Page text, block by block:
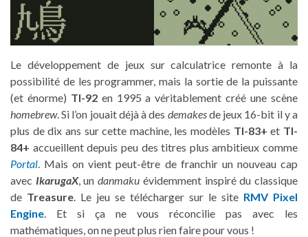
Le développement de jeux sur calculatrice remonte à la
possibilité de les programmer, mais la sortie de la puissante
(et énorme) TI-92en 1995 a véritablement créé une scène
homebrew. Si l’on jouait déjà à des demakesde jeux 16-bit il y a
plus de dix ans sur cette machine, les modèles TI-83+ et TI-
84+ accueillent depuis peu des titres plus ambitieux comme
Portal. Mais on vient peut-être de franchir un nouveau cap
avec IkarugaX, undanmaku évidemment inspiré du classique
de Treasure. Le jeu se télécharger sur le site RMV Pixel
Engine. Et si ça ne vous réconcilie pas avec les
mathématiques, on ne peut plus rien faire pour vous !